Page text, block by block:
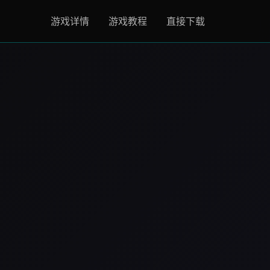
游戏详情 游戏教程 直接下载